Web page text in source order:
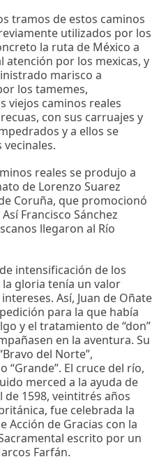
tramos de estos caminos
utilizados por los
la ruta de México a
atención por los mexicas, y
marisco a
los tamemes,
viejos caminos reales
con sus carruajes y
y a ellos se
reales se produjo a
de Lorenzo Suarez
Coruña, que promocionó
Francisco Sánchez
llegaron al Río
intensificación de los
gloria tenía un valor
Así, Juan de Oñate
para la que había
y el tratamiento de “don”
en la aventura. Su
del Norte”,
El cruce del río,
merced a la ayuda de
de 1598, veintitrés años
fue celebrada la
Acción de Gracias con la
escrito por un
Farfán.